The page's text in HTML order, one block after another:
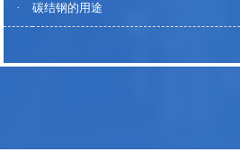
· 碳结钢的用途